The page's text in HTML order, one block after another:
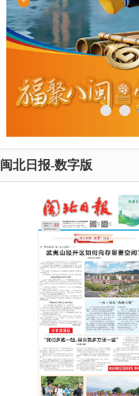
闽北日报-数字版